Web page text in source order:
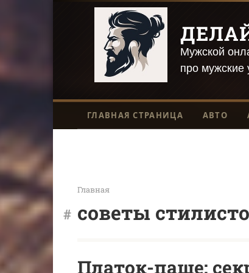
Мужской
про мужские
ГЛАВНАЯ СТРАНИЦА АВТО
Главная
советы
Платок-паше: